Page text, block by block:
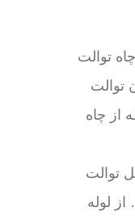
توالت
توالت
از چاه
توالت
لوله